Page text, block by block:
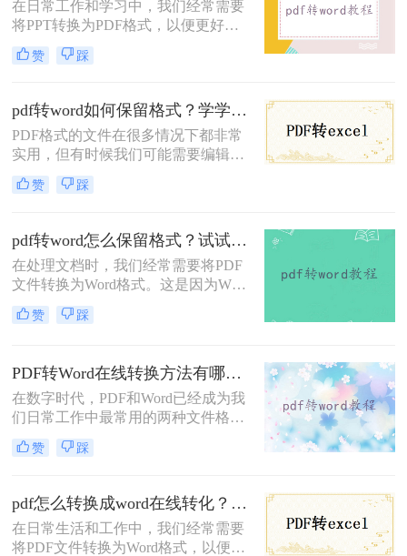
在日常工作和学习中，我们经常需要
将PPT转换为PDF格式，以便更好地
共享和阅读。然而，许多人不知道该
如何高效地将PPT文件转换为PDF。
心，本文将为你介绍四个简单的方
法，帮助你快速实现PPT转PDF的需
求。
赞 踩
pdf转word如何保留格式？学学这二个转换方法！
PDF格式的文件在很多情况下都非常
实用，但有时候我们可能需要编辑或
重用其中的内容，这时就需要将PDF
转换为Word格式。然而，转换后的
题，导致我们需要花费大量时间来重
新编辑和调整。那么pdf转word如何保
留格式呢？在本文中，将向大家介绍
实现保留PDF转Word的格式。
赞 踩
pdf转word怎么保留格式？试试这三个方法！
在处理文档时，我们经常需要将PDF
文件转换为Word格式。这是因为Word
提供了更多的编辑和格式化选项，使
得内容更易于修改、排版或重新设
怎么保留格式呢？以下是一些实用的
方法和建议。
赞 踩
PDF转Word在线转换方法有哪些？分享四种简单高效的工具！
在数字时代，PDF和Word已经成为我
们日常工作中最常用的两种文件格
式。然而，有时我们需要将PDF文件
转换为Word格式，以便更好地编辑、
介绍四种简单高效的PDF转Word在线
转换方法，帮助您轻松完成文件格式
的转换。
赞 踩
pdf怎么转换成word在线转化？这个转换方法了解一下！
在日常生活和工作中，我们经常需要
将PDF文件转换为Word格式，以便更